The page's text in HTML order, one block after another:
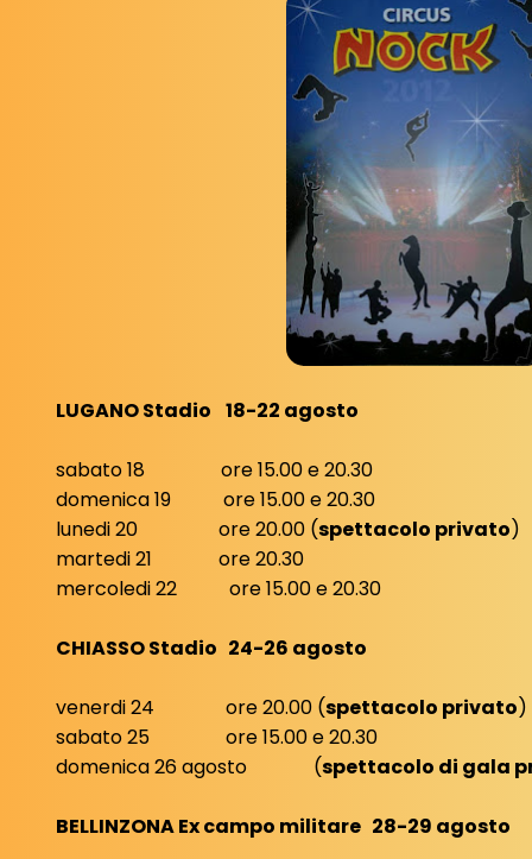
LUGANO Stadio 18-22 agosto
sabato 18 ore 15.00 e 20.30
domenica 19 ore 15.00 e 20.30
lunedi 20 ore 20.00 (spettacolo privato)
martedi 21 ore 20.30
mercoledi 22 ore 15.00 e 20.30
CHIASSO Stadio 24-26 agosto
venerdi 24 ore 20.00 (spettacolo privato)
sabato 25 ore 15.00 e 20.30
domenica 26 agosto (spettacolo di gala
BELLINZONA Ex campo militare 28-29 agosto